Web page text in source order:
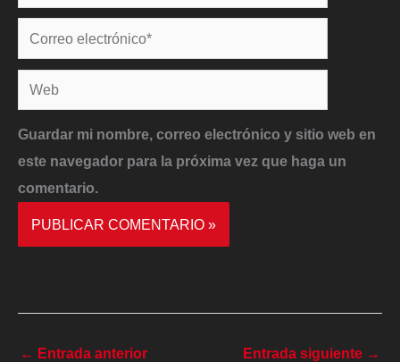
Correo
electrónico*
Web
Guardar mi nombre, correo electrónico y sitio web en
este navegador para la próxima vez que haga un
comentario.
← Entrada anterior Entrada siguiente →